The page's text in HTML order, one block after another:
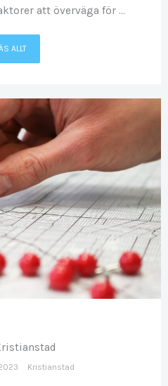
att överväga för ...
ALLT
Kristianstad